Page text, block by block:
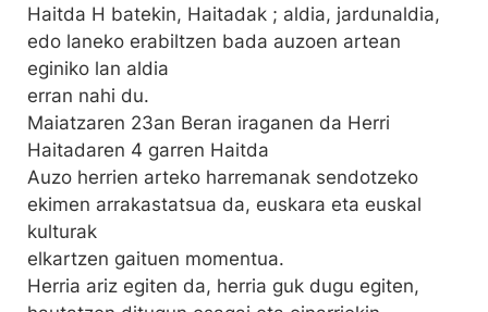
Haitda H batekin, Haitadak ; aldia, jardunaldia,
edo laneko erabiltzen bada auzoen artean
eginiko lan aldia
erran nahi du.
Maiatzaren 23an Beran iraganen da Herri
Haitadaren 4 garren Haitda
Auzo herrien arteko harremanak sendotzeko
ekimen arrakastatsua da, euskara eta euskal
kulturak
elkartzen gaituen momentua.
Herria ariz egiten da, herria guk dugu egiten,